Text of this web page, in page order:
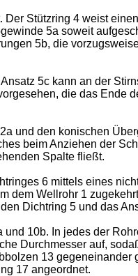
Stützring 4 weist
5a soweit
5b, die
5c kann an der
die das Ende
und den konischen
beim Anziehen der
Spalte fließt.
6 mittels eines
dem Wellrohr 1
Dichtring 5 und das
10b. In jedes der
Durchmesser auf,
13 gegeneinander
17 angeordnet.